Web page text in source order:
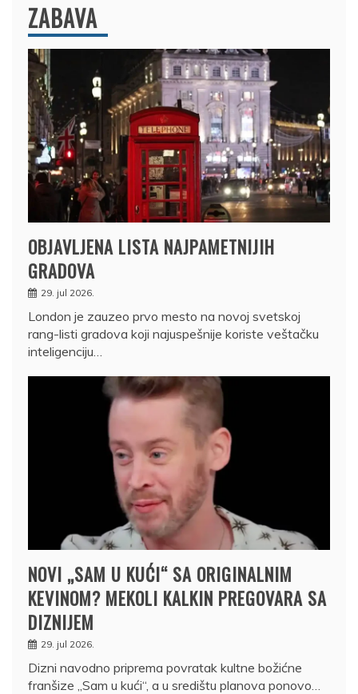
ZABAVA
OBJAVLJENA LISTA NAJPAMETNIJIH
GRADOVA
29. jul 2026.
London je zauzeo prvo mesto na novoj svetskoj
rang-listi gradova koji najuspešnije koriste veštačku
inteligenciju…
NOVI „SAM U KUĆI“ SA ORIGINALNIM
KEVINOM? MEKOLI KALKIN PREGOVARA SA
DIZNIJEM
29. jul 2026.
Dizni navodno priprema povratak kultne božićne
franšize „Sam u kući“, a u središtu planova ponovo…